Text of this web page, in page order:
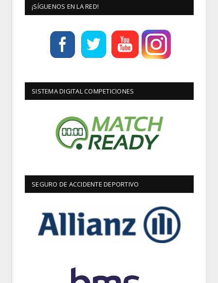
¡SÍGUENOS EN LA RED!
SISTEMA DIGITAL COMPETICIONES
SEGURO DE ACCIDENTE DEPORTIVO